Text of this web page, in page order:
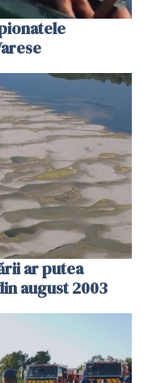
ar putea
august 2003